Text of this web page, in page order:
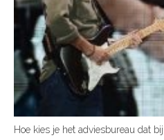
Hoe kies je het adviesbureau dat